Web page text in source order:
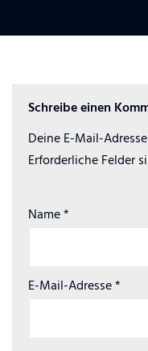
Schreibe einen
Deine E-Mail-
Erforderliche Felder
Name*
E-Mail-Adresse*